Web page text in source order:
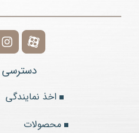
اخذ نمایندگی
محصولات